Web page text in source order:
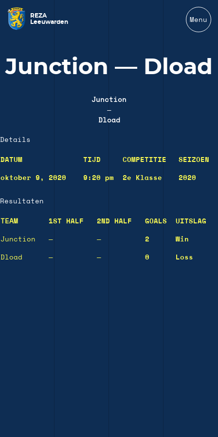
REZA
Leeuwarden
Menu
Junction — Dload
Junction
—
Dload
Details
DATUM TIJD COMPETITIE SEIZOEN
oktober 9, 2020 9:20 pm 2e Klasse 2020
Resultaten
TEAM 1ST HALF 2ND HALF GOALS UITSLAG
Junction — — 2 Win
Dload — — 0 Loss